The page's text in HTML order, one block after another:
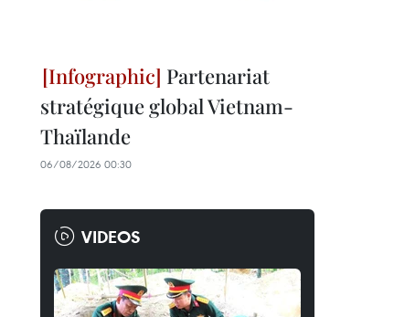
Partenariat
stratégique global Vietnam-
Thaïlande
06/08/2026 00:30
VIDEOS